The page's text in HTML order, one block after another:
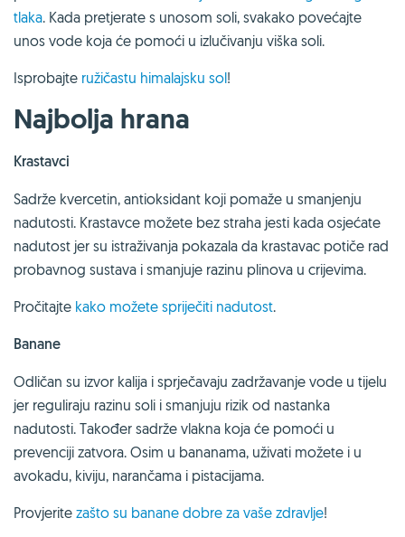
tlaka. Kada pretjerate s unosom soli, svakako povećajte
unos vode koja će pomoći u izlučivanju viška soli.
Isprobajte ružičastu himalajsku sol!
Najbolja hrana
Krastavci
Sadrže kvercetin, antioksidant koji pomaže u smanjenju
nadutosti. Krastavce možete bez straha jesti kada osjećate
nadutost jer su istraživanja pokazala da krastavac potiče rad
probavnog sustava i smanjuje razinu plinova u crijevima.
Pročitajte kako možete spriječiti nadutost.
Banane
Odličan su izvor kalija i sprječavaju zadržavanje vode u tijelu
jer reguliraju razinu soli i smanjuju rizik od nastanka
nadutosti. Također sadrže vlakna koja će pomoći u
prevenciji zatvora. Osim u bananama, uživati možete i u
avokadu, kiviju, narančama i pistacijama.
Provjerite zašto su banane dobre za vaše zdravlje!